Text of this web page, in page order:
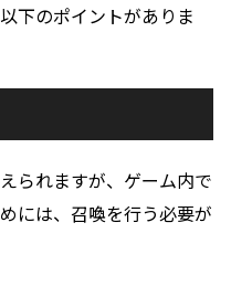
下のポイントがありま
られますが、ゲーム内で
には、召喚を行う必要が